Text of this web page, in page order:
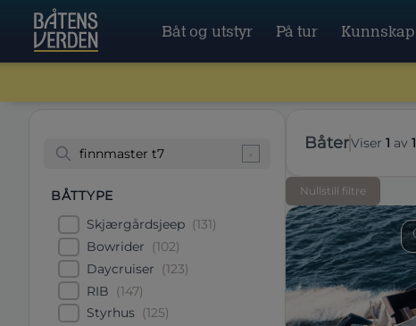
Båt og utstyr På tur Kunnskap
BÅTTYPE
Skjærgårdsjeep (131)
Bowrider (102)
Daycruiser (123)
RIB (147)
Styrhus (125)
båterViser 1 av 1
Nullstill filtre